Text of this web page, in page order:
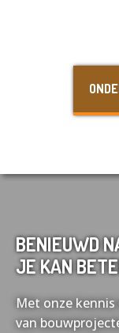
BENIEUWD
JE KAN
Met onze
van